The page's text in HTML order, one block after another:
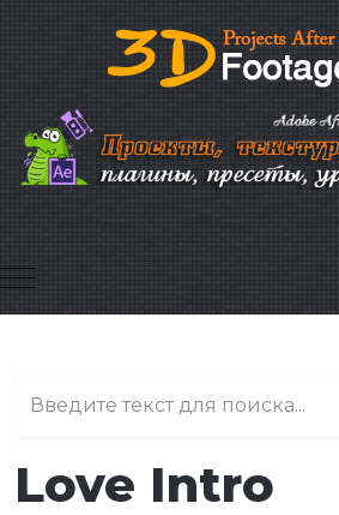
Mobile Menu Toggle
Love Intro